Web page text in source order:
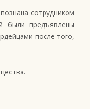
сотрудником
были предъявлены
после того,